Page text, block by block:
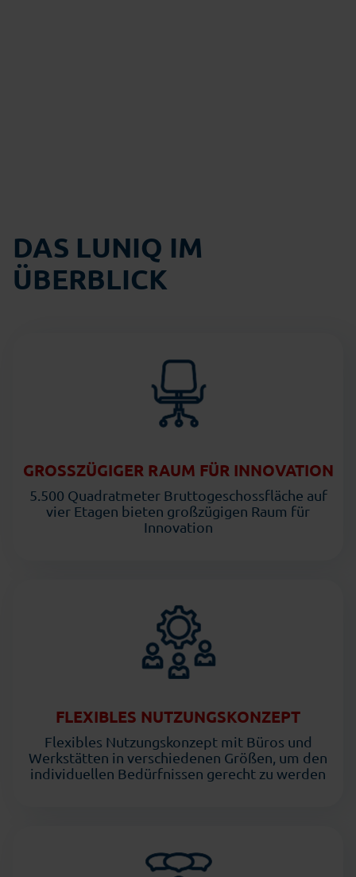
DAS LUNIQ IM
ÜBERBLICK
GROSSZÜGIGER RAUM FÜR INNOVATION
5.500 Quadratmeter Bruttogeschossfläche auf
vier Etagen bieten großzügigen Raum für
Innovation
FLEXIBLES NUTZUNGSKONZEPT
Flexibles Nutzungskonzept mit Büros und
Werkstätten in verschiedenen Größen, um den
individuellen Bedürfnissen gerecht zu werden